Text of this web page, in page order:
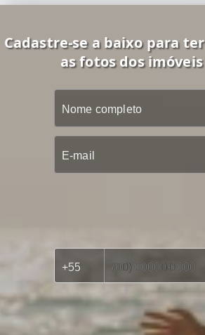
Cadastre-se a baixo para
as fotos dos